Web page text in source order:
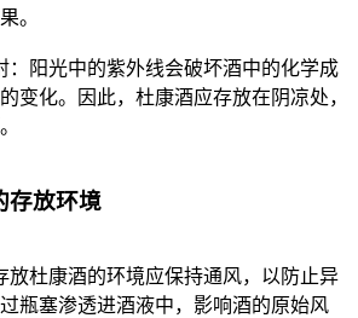
。
阳光中的紫外线会破坏酒中的化学成
变化。因此，杜康酒应存放在阴凉处，
放环境
杜康酒的环境应保持通风，以防止异
瓶塞渗透进酒液中，影响酒的原始风